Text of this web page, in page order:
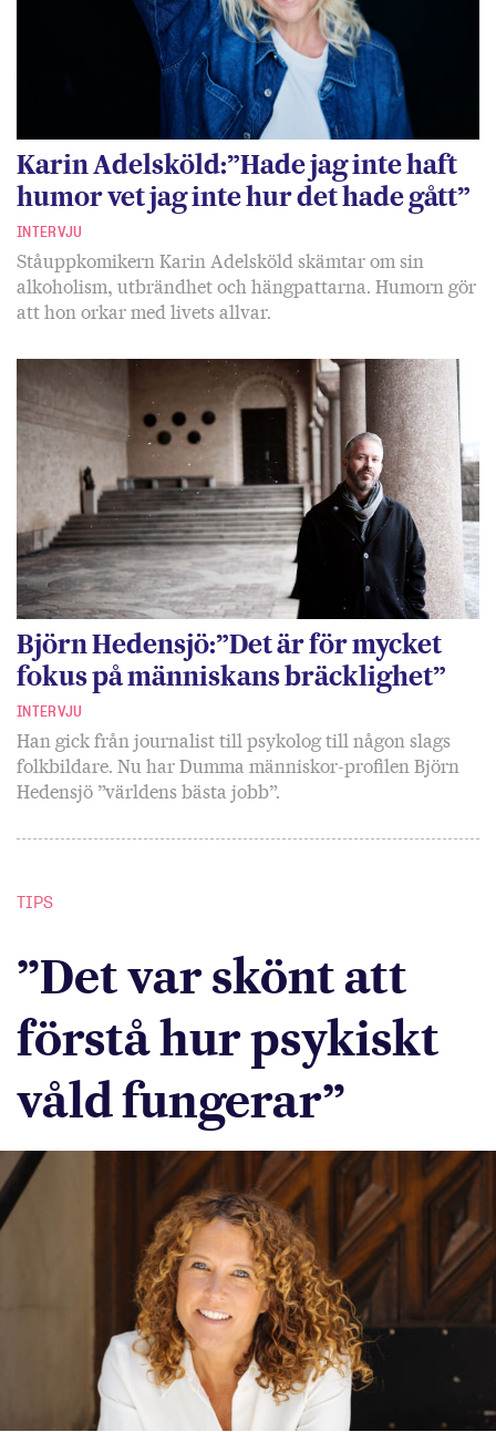
Karin Adelsköld:”Hade jag inte haft
humor vet jag inte hur det hade gått”
INTERVJU
Ståuppkomikern Karin Adelsköld skämtar om sin
alkoholism, utbrändhet och hängpattarna. Humorn gör
att hon orkar med livets allvar.
Björn Hedensjö:”Det är för mycket
fokus på människans bräcklighet”
INTERVJU
Han gick från journalist till psykolog till någon slags
folkbildare. Nu har Dumma människor-profilen Björn
Hedensjö ”världens bästa jobb”.
TIPS
”Det var skönt att
förstå hur psykiskt
våld fungerar”